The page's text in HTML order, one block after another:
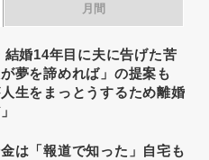
月間
結婚14年目に夫に告げた苦
夢を諦めれば」の提案も
人生をまっとうするため離婚
は「報道で知った」自宅も